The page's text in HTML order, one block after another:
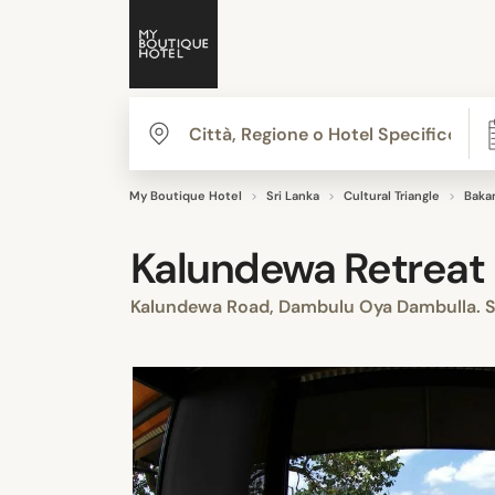
My Boutique Hotel Sri Lanka Cultural Triangle
Kalundewa Retreat
Kalundewa Road, Dambulu Oya